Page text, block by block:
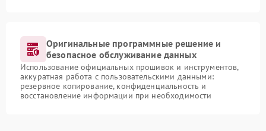
Оригинальные программные решение и
безопасное обслуживание данных
Использование официальных прошивок и инструментов,
аккуратная работа с пользовательскими данными:
резервное копирование, конфиденциальность и
восстановление информации при необходимости